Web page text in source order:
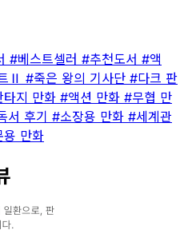
#베스트셀러 #추천도서 #액
Ⅱ #죽은 왕의 기사단 #다크 판
타지 만화 #액션 만화 #무협 만
서 후기 #소장용 만화 #세계관
용 만화